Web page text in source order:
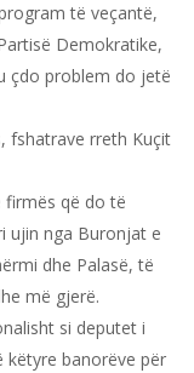
të veçantë,
Demokratike,
çdo problem do jetë
fshatrave rreth Kuçit
që do të
ujin nga Buronjat e
dhe Palasë, të
më gjerë.
si deputet i
banorëve për